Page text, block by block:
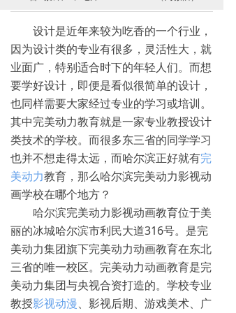
设计是近年来较为吃香的一个行业，
因为设计类的专业有很多，灵活性大，就
业面广，特别适合时下的年轻人们。而想
要学好设计，即便是看似很简单的设计，
也同样需要大家经过专业的学习或培训。
其中完美动力教育就是一家专业教授设计
类技术的学校。而很多东三省的同学学习
也并不想走得太远，而哈尔滨正好就有完
美动力教育，那么哈尔滨完美动力影视动
画学校在哪个地方？
哈尔滨完美动力影视动画教育位于美
丽的冰城哈尔滨市利民大道316号。是完
美动力集团旗下完美动力动画教育在东北
三省的唯一校区。完美动力动画教育是完
美动力集团与央视合资打造的。学校专业
教授影视动漫、影视后期、游戏美术、广